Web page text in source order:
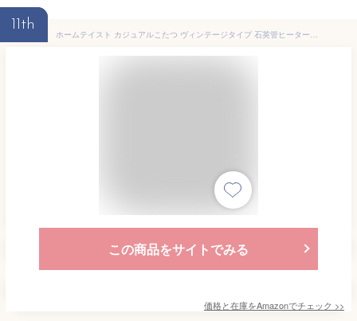
11th
ホームテイスト カジュアルこたつ ヴィンテージタイプ 石英管ヒーター付 105ｃｍ×75ｃｍ幅 長方形テーブル本体単品 ヴィンテージナチュラル色
この商品をサイトでみる
価格と在庫をAmazonでチェック >>